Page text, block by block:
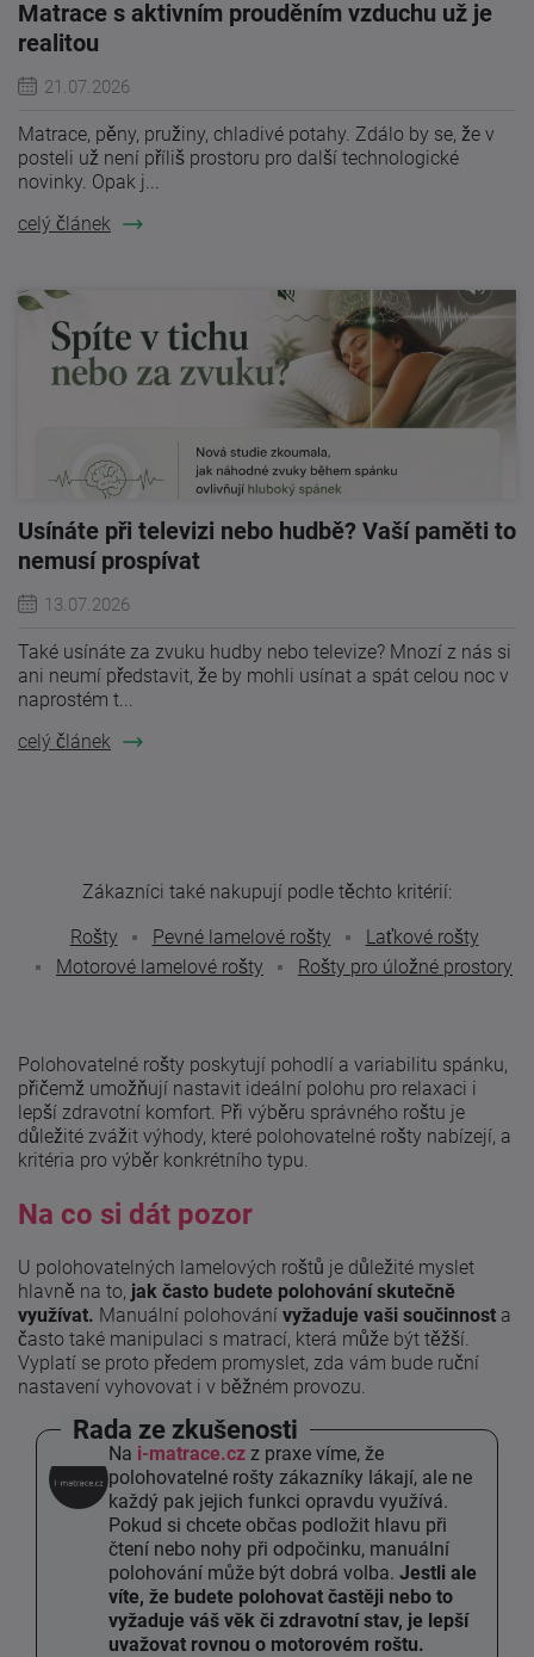
Matrace s aktivním prouděním vzduchu už je
realitou
21.07.2026
Matrace, pěny, pružiny, chladivé potahy. Zdálo by se, že v
posteli už není příliš prostoru pro další technologické
novinky. Opak j...
celý článek
Usínáte při televizi nebo hudbě? Vaší paměti to
nemusí prospívat
13.07.2026
Také usínáte za zvuku hudby nebo televize? Mnozí z nás si
ani neumí představit, že by mohli usínat a spát celou noc v
naprostém t...
celý článek
Zákazníci také nakupují podle těchto kritérií:
Rošty
Pevné lamelové rošty
Laťkové rošty
Motorové lamelové rošty
Rošty pro úložné prostory
Polohovatelné rošty poskytují pohodlí a variabilitu spánku,
přičemž umožňují nastavit ideální polohu pro relaxaci i
lepší zdravotní komfort. Při výběru správného roštu je
důležité zvážit výhody, které polohovatelné rošty nabízejí, a
kritéria pro výběr konkrétního typu.
Na co si dát pozor
U polohovatelných lamelových roštů je důležité myslet
hlavně na to, jak často budete polohování skutečně
využívat. Manuální polohování vyžaduje vaši součinnost a
často také manipulaci s matrací, která může být těžší.
Vyplatí se proto předem promyslet, zda vám bude ruční
nastavení vyhovovat i v běžném provozu.
Rada ze zkušenosti
Na i-matrace.cz z praxe víme, že
polohovatelné rošty zákazníky lákají, ale ne
každý pak jejich funkci opravdu využívá.
Pokud si chcete občas podložit hlavu při
čtení nebo nohy při odpočinku, manuální
polohování může být dobrá volba. Jestli ale
víte, že budete polohovat častěji nebo to
vyžaduje váš věk či zdravotní stav, je lepší
uvažovat rovnou o motorovém roštu.